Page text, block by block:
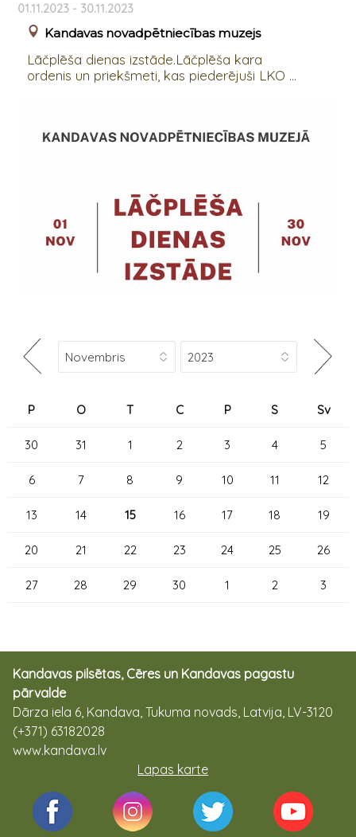
01.11.2023 - 30.11.2023
Kandavas novadpētniecības muzejs
Lāčplēša dienas izstāde.Lāčplēša kara
ordenis un priekšmeti, kas piederējuši LKO ...
P O T C P S Sv
30 31 1 2 3 4 5
6 7 8 9 10 11 12
13 14 15 16 17 18 19
20 21 22 23 24 25 26
27 28 29 30 1 2 3
Kandavas pilsētas, Cēres un Kandavas pagastu
pārvalde
Dārza iela 6, Kandava, Tukuma novads, Latvija, LV-3120
(+371) 63182028
www.kandava.lv
Lapas karte